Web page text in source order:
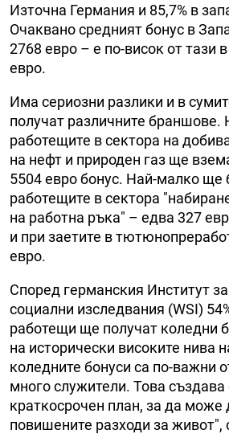
Източна Германия и 85,7% в
Очаквано средният бонус в
2768 евро – е по-висок от тази
евро.
Има сериозни разлики и в
получат различните браншове.
работещите в сектора на
на нефт и природен газ ще
5504 евро бонус. Най-малко ще
работещите в сектора
на работна ръка" – едва 327
и при заетите в
евро.
Според германския Институт
социални изследвания (WSI)
работещи ще получат коледни
на исторически високите нива
коледните бонуси са по-важни
много служители. Това
краткосрочен план, за да може
повишените разходи за живот",